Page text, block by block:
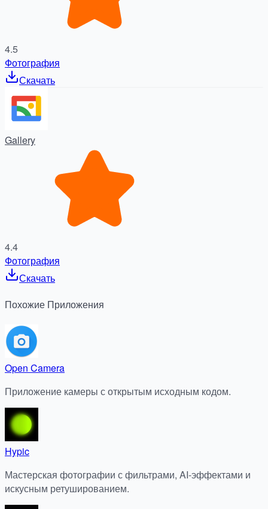
4.5
Фотография
Скачать
Gallery
4.4
Фотография
Скачать
Похожие Приложения
Open Camera
Приложение камеры с открытым исходным кодом.
Hypic
Мастерская фотографии с фильтрами, AI-эффектами и
искусным ретушированием.